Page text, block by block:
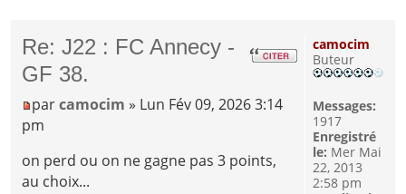
Re: J22 : FC Annecy -
GF 38.
parcamocim » Lun Fév 09, 2026 3:14
pm
on perd ou on ne gagne pas 3 points,
au choix...
camocim
Buteur
Messages:
1917
Enregistré
le: Mer Mai
22, 2013
2:58 pm